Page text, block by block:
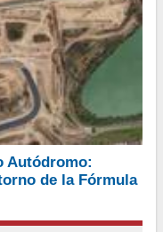
tendrá capacidad para
Autódromo:
de la Fórmula